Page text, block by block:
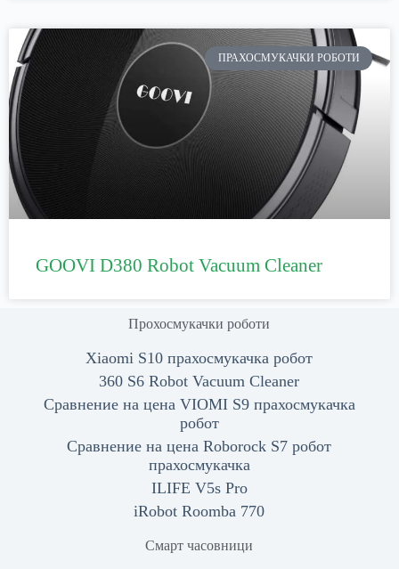
ПРАХОСМУКАЧКИ РОБОТИ
GOOVI D380 Robot Vacuum Cleaner
Прохосмукачки роботи
Xiaomi S10 прахосмукачка робот
360 S6 Robot Vacuum Cleaner
Сравнение на цена VIOMI S9 прахосмукачка
робот
Сравнение на цена Roborock S7 робот
прахосмукачка
ILIFE V5s Pro
iRobot Roomba 770
Смарт часовници